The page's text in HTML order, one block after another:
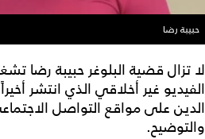
حبيبة رضا
لا تزال قضية البلوغر حبيبة رضا
الفيديو غير أخلاقي الذي انتشر
الدين على مواقع التواصل
والتوضيح.